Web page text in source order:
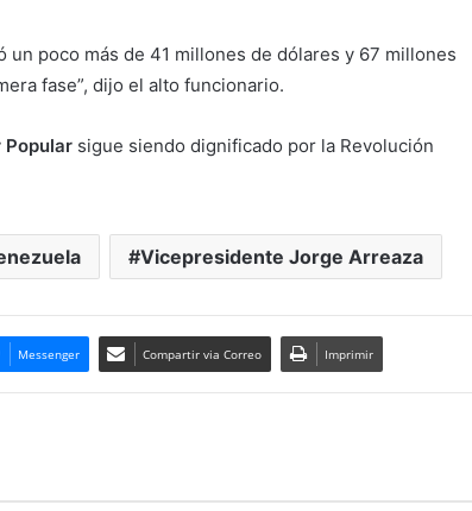
un poco más de 41 millones de dólares y 67 millones
fase”, dijo el alto funcionario.
Popular sigue siendo dignificado por la Revolución
Vicepresidente Jorge Arreaza
Messenger Compartir via Correo Imprimir